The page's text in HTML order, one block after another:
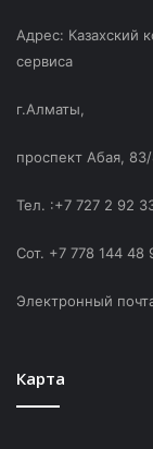
Адрес: Казахский
сервиса
г.Алматы,
проспект Абая,
Тел. :+7 727 2 92
Сот. +7 778 144 48
Электронный
Карта